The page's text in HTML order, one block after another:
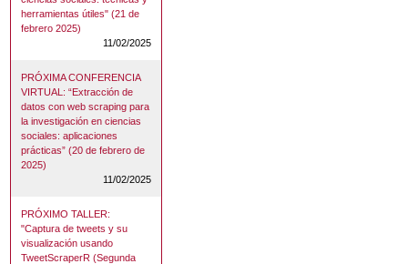
herramientas útiles" (21 de
febrero 2025)
11/02/2025
PRÓXIMA CONFERENCIA
VIRTUAL: “Extracción de
datos con web scraping para
la investigación en ciencias
sociales: aplicaciones
prácticas” (20 de febrero de
2025)
11/02/2025
PRÓXIMO TALLER:
"Captura de tweets y su
visualización usando
TweetScraperR (Segunda